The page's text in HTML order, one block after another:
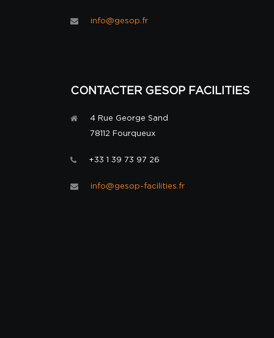
info@gesop.fr
CONTACTER GESOP FACILITIES
4 Rue George Sand
78112 Fourqueux
+33 1 39 73 97 26
info@gesop-facilities.fr